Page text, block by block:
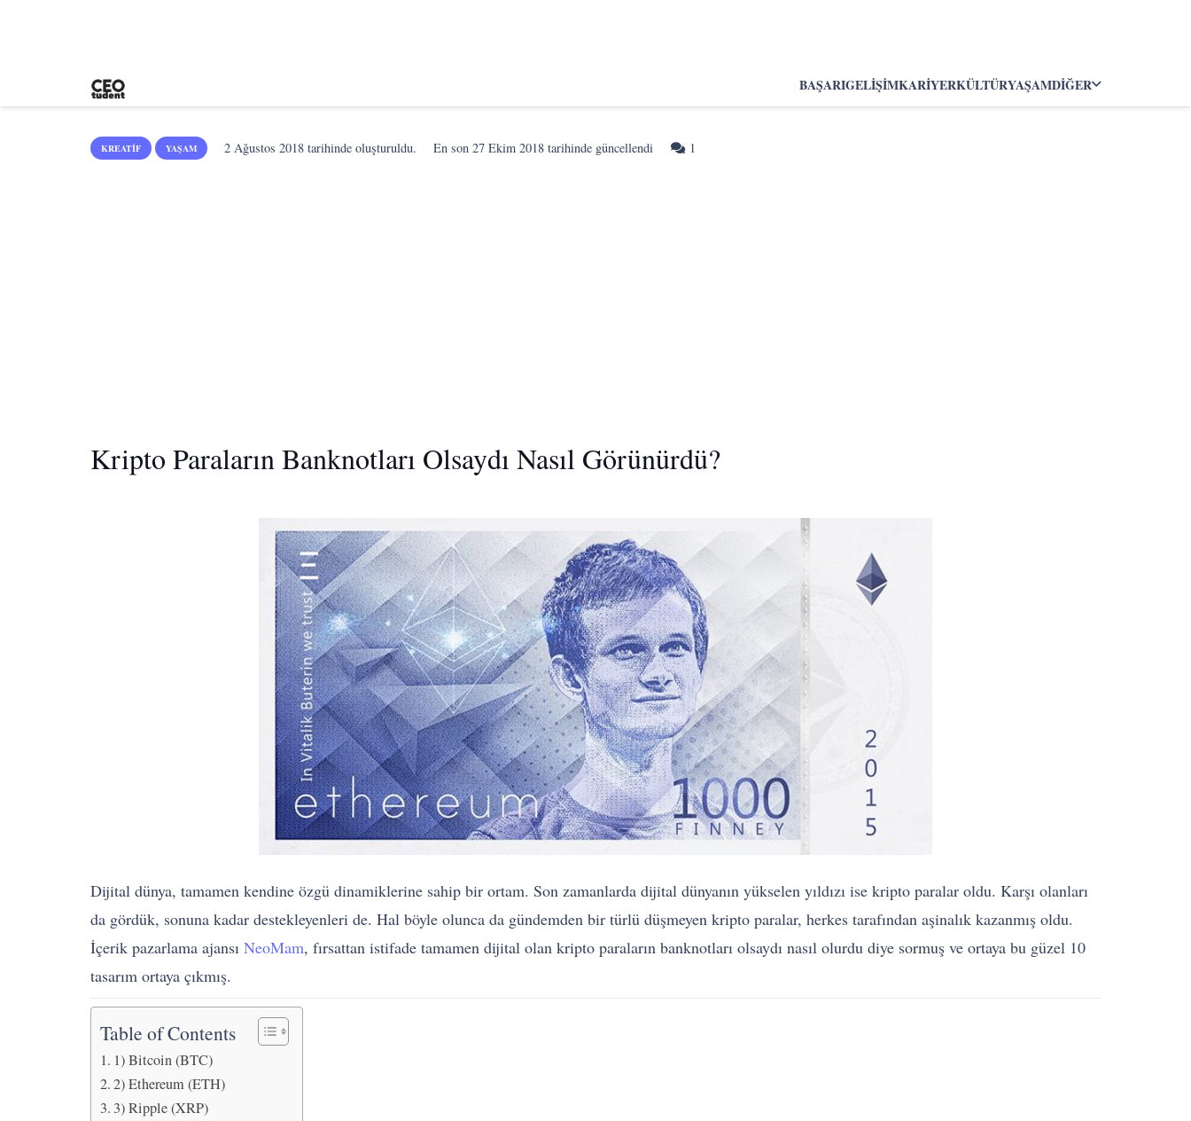
BAŞARIGELIŞIMKARIYERKÜLTÜRYAŞAMDIĞER
KREATIF YAŞAM 2 Ağustos 2018 tarihinde oluşturuldu. En son27 Ekim 2018 tarihinde güncellendi 1
Kripto Paraların Banknotları Olsaydı Nasıl Görünürdü?
Dijital dünya, tamamen kendine özgü dinamiklerine sahip bir ortam. Son zamanlarda dijital dünyanın yükselen yıldızı ise kripto paralar oldu. Karşı olanları
da gördük, sonuna kadar destekleyenleri de. Hal böyle olunca da gündemden bir türlü düşmeyen kripto paralar, herkes tarafından aşinalık kazanmış oldu.
İçerik pazarlama ajansı NeoMam, fırsattan istifade tamamen dijital olan kripto paraların banknotları olsaydı nasıl olurdu diye sormuş ve ortaya bu güzel 10
tasarım ortaya çıkmış.
Table of Contents
1) Bitcoin (BTC)
2) Ethereum (ETH)
3) Ripple (XRP)